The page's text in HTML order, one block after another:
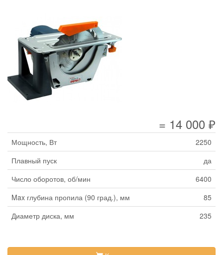
= 14 000 ₽
Мощность, Вт
2250
Плавный пуск
да
Число оборотов, об/мин
6400
Max глубина пропила (90 град.), мм
85
Диаметр диска, мм
235